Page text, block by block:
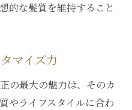
的な髪質を維持すること
マイズ力
の最大の魅力は、そのカ
やライフスタイルに合わ